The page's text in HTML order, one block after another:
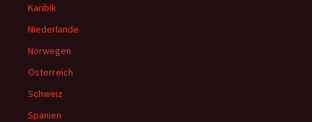
Karibik
Niederlande
Norwegen
Österreich
Schweiz
Spanien